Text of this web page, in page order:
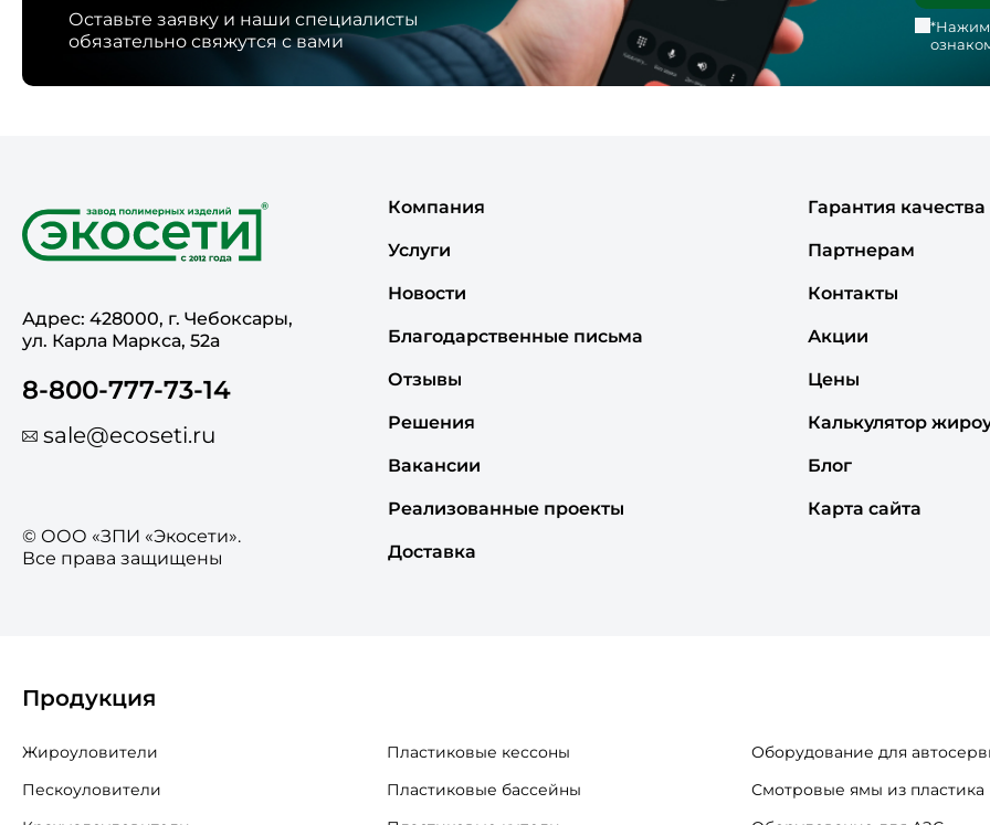
Оставьте заявку и наши специалисты
обязательно свяжутся с вами
Адрес: 428000, г. Чебоксары,
ул. Карла Маркса, 52а
8-800-777-73-14
sale@ecoseti.ru
© ООО «ЗПИ «Экосети».
Все права защищены
Компания
Услуги
Новости
Благодарственные письма
Отзывы
Решения
Вакансии
Реализованные проекты
Доставка
Гарантия качества
Партнерам
Контакты
Акции
Цены
Калькулятор
Блог
Карта сайта
Продукция
Жироуловители
Пескоуловители
Пластиковые кессоны
Пластиковые бассейны
Оборудование для
Смотровые ямы из пластика